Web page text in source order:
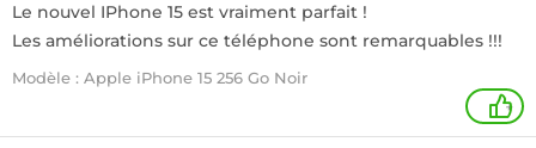
Le nouvel IPhone 15 est vraiment parfait !
Les améliorations sur ce téléphone sont remarquables !!!
Modèle : Apple iPhone 15 256 Go Noir
+